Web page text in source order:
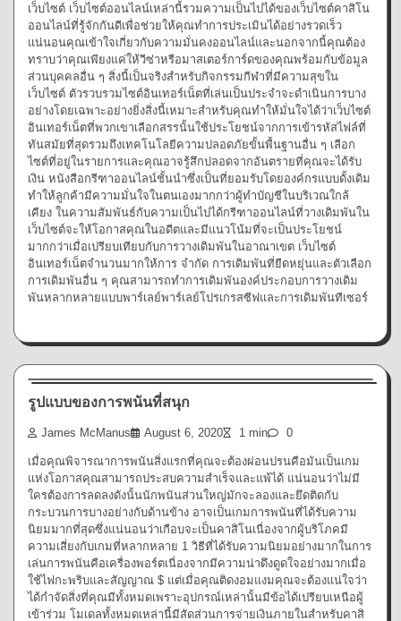
เว็บไซต์ เว็บไซต์ออนไลน์เหล่านี้รวมความเป็นไปได้ของเว็บไซต์คาสิโน
ออนไลน์ที่รู้จักกันดีเพื่อช่วยให้คุณทำการประเมินได้อย่างรวดเร็ว
แน่นอนคุณเข้าใจเกี่ยวกับความมั่นคงออนไลน์และนอกจากนี้คุณต้อง
ทราบว่าคุณเพียงแค่ให้วีซ่าหรือมาสเตอร์การ์ดของคุณพร้อมกับข้อมูล
ส่วนบุคคลอื่น ๆ สิ่งนี้เป็นจริงสำหรับกิจกรรมกีฬาที่มีความสุขใน
เว็บไซต์ ตัวรวบรวมไซต์อินเทอร์เน็ตที่เล่นเป็นประจำจะดำเนินการบาง
อย่างโดยเฉพาะอย่างยิ่งสิ่งนี้เหมาะสำหรับคุณทำให้มั่นใจได้ว่าเว็บไซต์
อินเทอร์เน็ตที่พวกเขาเลือกสรรนั้นใช้ประโยชน์จากการเข้ารหัสไฟล์ที่
ทันสมัยที่สุดรวมถึงเทคโนโลยีความปลอดภัยขั้นพื้นฐานอื่น ๆ เลือก
ไซต์ที่อยู่ในรายการและคุณอาจรู้สึกปลอดจากอันตรายที่คุณจะได้รับ
เงิน หนังสือกรีฑาออนไลน์ชั้นนำซึ่งเป็นที่ยอมรับโดยองค์กรแบบดั้งเดิม
ทำให้ลูกค้ามีความมั่นใจในตนเองมากกว่าผู้ทำบัญชีในบริเวณใกล้
เคียง ในความสัมพันธ์กับความเป็นไปได้กรีฑาออนไลน์ที่วางเดิมพันใน
เว็บไซต์จะให้โอกาสคุณในอดีตและมีแนวโน้มที่จะเป็นประโยชน์
มากกว่าเมื่อเปรียบเทียบกับการวางเดิมพันในอาณาเขต เว็บไซต์
อินเทอร์เน็ตจำนวนมากให้การ จำกัด การเดิมพันที่ยืดหยุ่นและตัวเลือก
การเดิมพันอื่น ๆ คุณสามารถทำการเดิมพันองค์ประกอบการวางเดิม
พันหลากหลายแบบพาร์เลย์พาร์เลย์โปรเกรสซีฟและการเดิมพันทีเซอร์
รูปแบบของการพนันที่สนุก
James McManus August 6, 2020 1 min 0
เมื่อคุณพิจารณาการพนันสิ่งแรกที่คุณจะต้องผ่อนปรนคือมันเป็นเกม
แห่งโอกาสคุณสามารถประสบความสำเร็จและแพ้ได้ แน่นอนว่าไม่มี
ใครต้องการลดลงดังนั้นนักพนันส่วนใหญ่มักจะลองและยึดติดกับ
กระบวนการบางอย่างกับด้านข้าง อาจเป็นเกมการพนันที่ได้รับความ
นิยมมากที่สุดซึ่งแน่นอนว่าเกือบจะเป็นคาสิโนเนื่องจากผู้บริโภคมี
ความเสี่ยงกับเกมที่หลากหลาย 1 วิธีที่ได้รับความนิยมอย่างมากในการ
เล่นการพนันคือเครื่องพอร์ตเนื่องจากมีความน่าดึงดูดใจอย่างมากเมื่อ
ใช้ไฟกะพริบและสัญญาณ $ แต่เมื่อคุณติดงอมแงมคุณจะต้องแน่ใจว่า
ได้กำจัดสิ่งที่คุณมีทั้งหมดเพราะอุปกรณ์เหล่านั้นมีข้อได้เปรียบเหนือผู้
เข้าร่วม โมเดลทั้งหมดเหล่านี้มีสัดส่วนการจ่ายเงินภายในสำหรับคาสิ